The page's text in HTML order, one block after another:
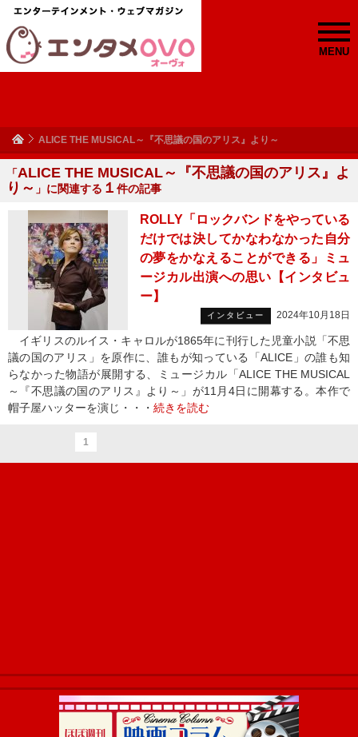
MENU
ALICE THE MUSICAL～『不思議の国のアリス』より～
「ALICE THE MUSICAL～『不思議の国のアリス』よ
り～ 」に関連する １ 件の記事
ROLLY「ロックバンドをやっている
だけでは決してかなわなかった自分
の夢をかなえることができる」ミュ
ージカル出演への思い【インタビュ
ー】
インタビュー 2024年10月18日
イギリスのルイス・キャロルが1865年に刊行した児童小説「不思
議の国のアリス」を原作に、誰もが知っている「ALICE」の誰も知
らなかった物語が展開する、ミュージカル「ALICE THE MUSICAL
～『不思議の国のアリス』より～」が11月4日に開幕する。本作で
帽子屋ハッターを演じ・・・ 続きを読む
1